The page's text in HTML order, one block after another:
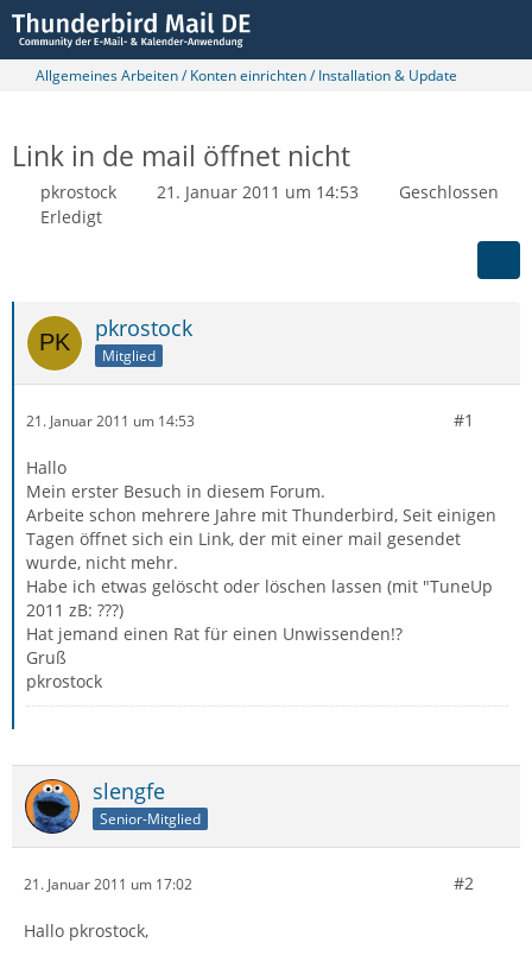
Allgemeines Arbeiten / Konten einrichten / Installation & Update
Link in de mail öffnet nicht
pkrostock 21. Januar 2011 um 14:53
Geschlossen
Erledigt
pkrostock
Mitglied
21. Januar 2011 um 14:53 #1
Hallo
Mein erster Besuch in diesem Forum.
Arbeite schon mehrere Jahre mit Thunderbird, Seit einigen
Tagen öffnet sich ein Link, der mit einer mail gesendet
wurde, nicht mehr.
Habe ich etwas gelöscht oder löschen lassen (mit "TuneUp
2011 zB: ???)
Hat jemand einen Rat für einen Unwissenden!?
Gruß
pkrostock
slengfe
Senior-Mitglied
21. Januar 2011 um 17:02 #2
Hallo pkrostock,